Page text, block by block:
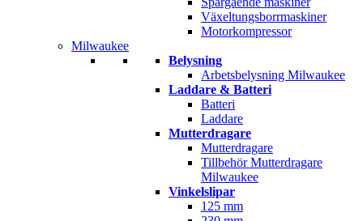
Växeltungsborrmaskiner
Motorkompressor
Milwaukee
Belysning
Arbetsbelysning Milwaukee
Laddare & Batteri
Batteri
Laddare
Mutterdragare
Mutterdragare
Tillbehör Mutterdragare
Milwaukee
Vinkelslipar
125 mm